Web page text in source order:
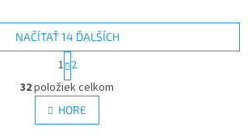
doplnené prírodným vitamínom
C z aceroly.
O
v
l
á
NAČÍTAŤ 14 ĎALŠÍCH
S
t
r
á
n
k
1 2
32položiek celkom
HORE